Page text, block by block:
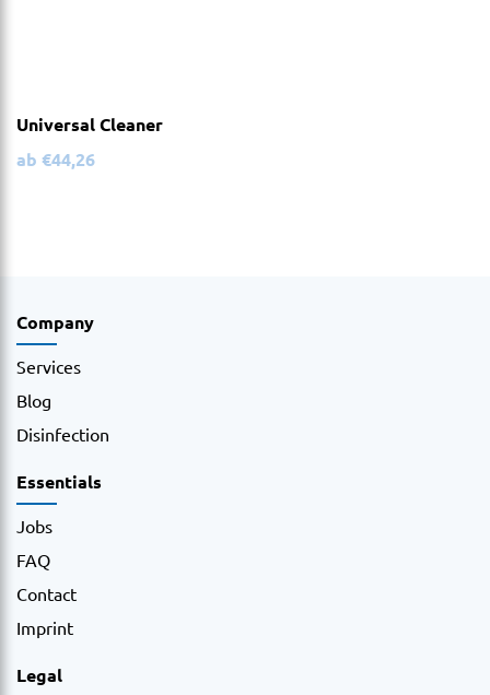
Universal Cleaner
ab €44,26
Company
Services
Blog
Disinfection
Essentials
Jobs
FAQ
Contact
Imprint
Legal